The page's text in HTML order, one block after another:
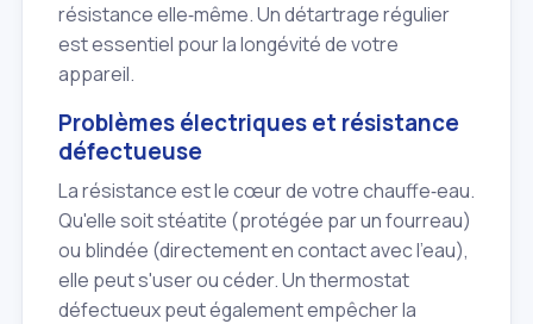
résistance elle‑même. Un détartrage régulier
est essentiel pour la longévité de votre
appareil.
Problèmes électriques et résistance
défectueuse
La résistance est le cœur de votre chauffe‑eau.
Qu'elle soit stéatite (protégée par un fourreau)
ou blindée (directement en contact avec l'eau),
elle peut s'user ou céder. Un thermostat
défectueux peut également empêcher la